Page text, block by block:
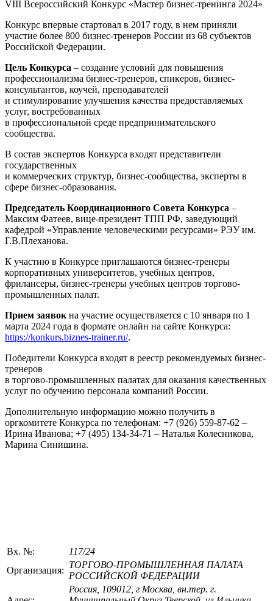
VIII Всероссийский Конкурс «Мастер бизнес-тренинга 2024»
Конкурс впервые стартовал в 2017 году, в нем приняли
участие более 800 бизнес-тренеров России из 68 субъектов
Российской Федерации.
Цель Конкурса – создание условий для повышения
профессионализма бизнес-тренеров, спикеров, бизнес-
консультантов, коучей, преподавателей
и стимулирование улучшения качества предоставляемых
услуг, востребованных
в профессиональной среде предпринимательского
сообщества.
В состав экспертов Конкурса входят представители
государственных
и коммерческих структур, бизнес-сообщества, эксперты в
сфере бизнес-образования.
Председатель Координационного Совета Конкурса –
Максим Фатеев, вице-президент ТПП РФ, заведующий
кафедрой «Управление человеческими ресурсами» РЭУ им.
Г.В.Плеханова.
К участию в Конкурсе приглашаются бизнес-тренеры
корпоративных университетов, учебных центров,
фрилансеры, бизнес-тренеры учебных центров торгово-
промышленных палат.
Прием заявок на участие осуществляется с 10 января по 1
марта 2024 года в формате онлайн на сайте Конкурса:
https://konkurs.biznes-trainer.ru/.
Победители Конкурса входят в реестр рекомендуемых бизнес-
тренеров
в торгово-промышленных палатах для оказания качественных
услуг по обучению персонала компаний России.
Дополнительную информацию можно получить в
оргкомитете Конкурса по телефонам: +7 (926) 559-87-62 –
Ирина Иванова; +7 (495) 134-34-71 – Наталья Колесникова,
Марина Синишина.
Вх. №:
117/24
Организация:
ТОРГОВО-ПРОМЫШЛЕННАЯ ПАЛАТА
РОССИЙСКОЙ ФЕДЕРАЦИИ
Россия, 109012, г Москва, вн.тер. г.